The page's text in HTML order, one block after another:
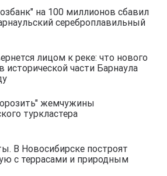
на 100 миллионов сбавил
сереброплавильный
лицом к реке: что нового
исторической части Барнаула
жемчужины
туркластера
В Новосибирске построят
с террасами и природным